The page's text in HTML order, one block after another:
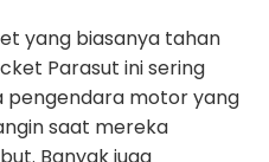
yang biasanya tahan
Parasut ini sering
pengendara motor yang
saat mereka